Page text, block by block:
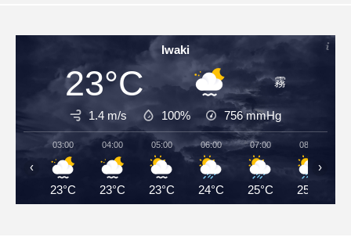
Iwaki
23°C 霧
1.4 m/s 100% 756mmHg
03:00
23°C
04:00
23°C
05:00
23°C
06:00
24°C
07:00
25°C
08:00
25°C
‹ ›